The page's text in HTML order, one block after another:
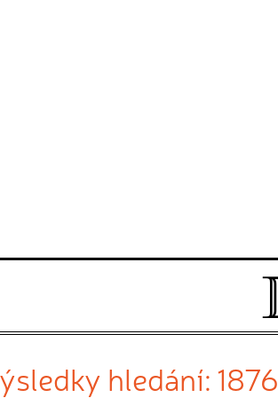
hledání: 1876